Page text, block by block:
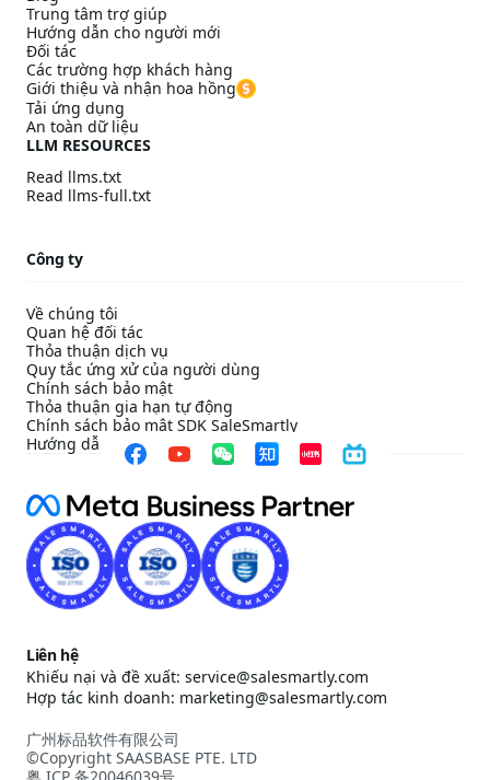
Trung tâm trợ giúp
Hướng dẫn cho người mới
Đối tác
Các trường hợp khách hàng
Giới thiệu và nhận hoa hồng
Tải ứng dụng
An toàn dữ liệu
LLM RESOURCES
Read llms.txt
Read llms-full.txt
Công ty
Về chúng tôi
Quan hệ đối tác
Thỏa thuận dịch vụ
Quy tắc ứng xử của người dùng
Chính sách bảo mật
Thỏa thuận gia hạn tự động
Chính sách bảo mật SDK SaleSmartly
Hướng dẫn cấu hình tuân thủ SDK SaleSmartly
Liên hệ
Khiếu nại và đề xuất: service@salesmartly.com
Hợp tác kinh doanh: marketing@salesmartly.com
广州标品软件有限公司
©Copyright SAASBASE PTE. LTD
粤 ICP 备20046039号